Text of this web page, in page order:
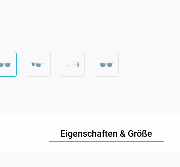
Eigenschaften & Größe